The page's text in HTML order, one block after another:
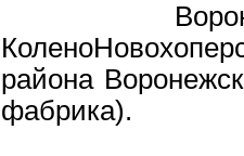
района
фабрика).